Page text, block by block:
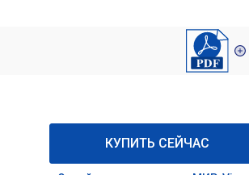
КУПИТЬ СЕЙЧАС